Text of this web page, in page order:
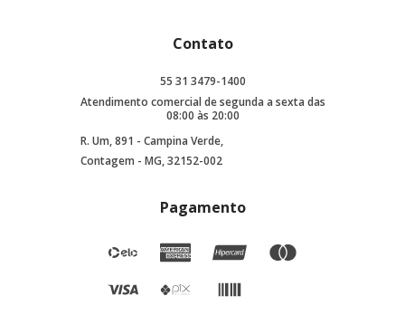
Contato
55 31 3479-1400
Atendimento comercial de segunda a sexta das
08:00 às 20:00
R. Um, 891 - Campina Verde,
Contagem - MG, 32152-002
Pagamento